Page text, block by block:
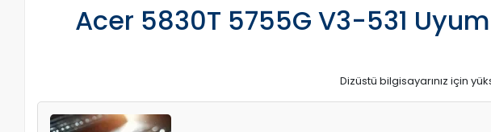
Acer 5830T 5755G V3-531
Dizüstü bilgisayarınız için